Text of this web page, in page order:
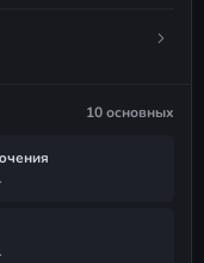
10 основных